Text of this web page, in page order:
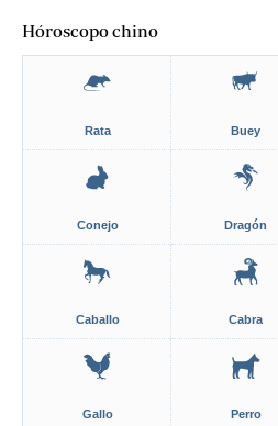
Hóroscopo chino
Rata Buey
Conejo Dragón
Caballo Cabra
Gallo Perro